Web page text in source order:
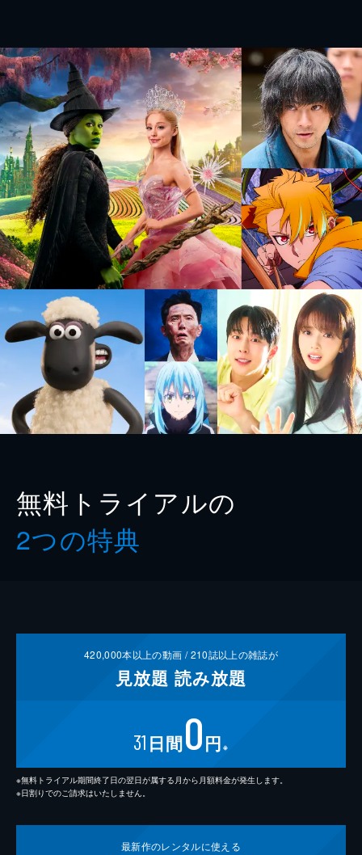
無料トライアルの
2つの特典
420,000本以上の動画 /210誌以上の雑誌が
見放題 読み放題
31 日間0円 ※
※無料トライアル期間終了日の翌日が属する月から月額料金が発生します。
※日割りでのご請求はいたしません。
最新作のレンタルに使える